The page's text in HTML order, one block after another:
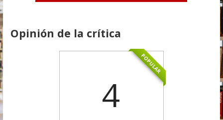
Opinión de la crítica
POPULAR
4